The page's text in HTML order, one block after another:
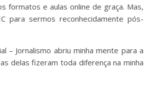
formatos e aulas online de graça. Mas,
para sermos reconhecidamente pós-
– Jornalismo abriu minha mente para a
delas fizeram toda diferença na minha